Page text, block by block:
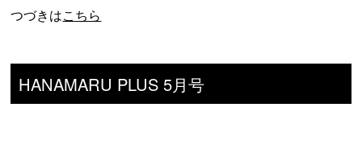
つづきはこちら
HANAMARU PLUS 5月号